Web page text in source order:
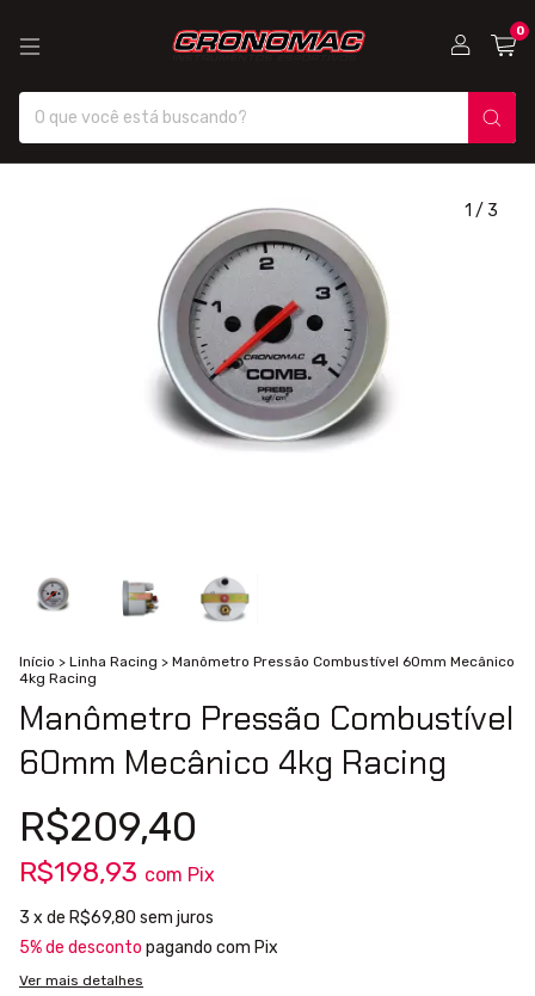
0
1 / 3
Início > Linha Racing > Manômetro Pressão Combustível 60mm Mecânico
4kg Racing
Manômetro Pressão Combustível
60mm Mecânico 4kg Racing
R$209,40
R$198,93 com Pix
3 x de R$69,80 sem juros
5% de desconto pagando com Pix
Ver mais detalhes